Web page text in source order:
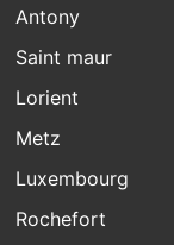
Antony
Saint maur
Lorient
Metz
Luxembourg
Rochefort